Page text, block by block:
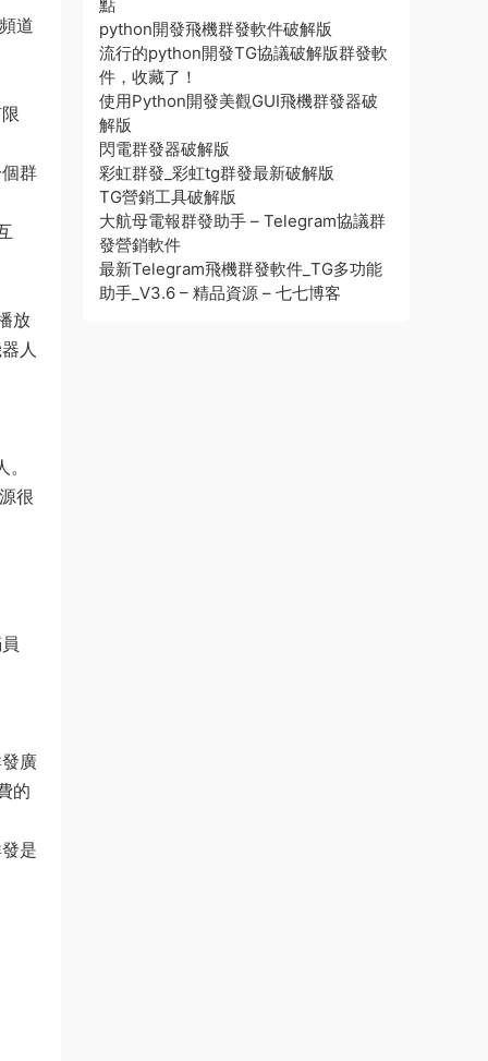
道
群
放
人
很
廣
的
是
點
python開發飛機群發軟件破解版
流行的python開發TG協議破解版群發軟
件，收藏了！
使用Python開發美觀GUI飛機群發器破
解版
閃電群發器破解版
彩虹群發_彩虹tg群發最新破解版
TG營銷工具破解版
大航母電報群發助手 – Telegram協議群
發營銷軟件
最新Telegram飛機群發軟件_TG多功能
助手_V3.6 – 精品資源 – 七七博客